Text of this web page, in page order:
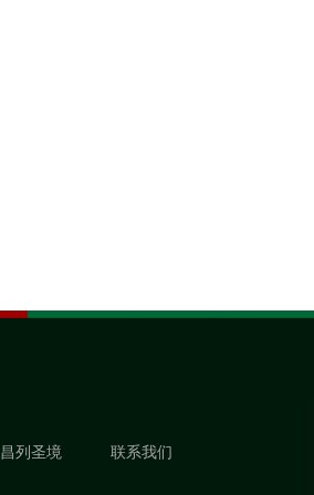
昌列圣境 联系我们